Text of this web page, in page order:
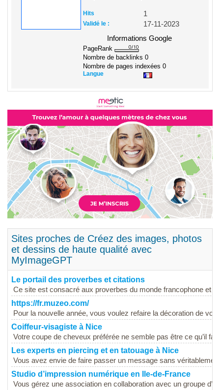
Hits 1
Validé le :
17-11-2023
Informations Google
PageRank
Nombre de backlinks 0
Nombre de pages indexées 0
Langue
Sites proches de Créez des images, photos
et dessins de haute qualité avec
MyImageGPT
Le portail des proverbes et citations
Ce site est consacré aux proverbes du monde francophone et
https://fr.muzeo.com/
Pour la nouvelle année, vous voulez refaire la décoration de
Coiffeur-visagiste à Nice
Votre coupe de cheveux préférée ne semble pas être ce qu’il
Les experts en piercing et en tatouage à Nice
Vous avez envie de faire passer un message sans
Studio d’impression numérique en Ile-de-France
Vous gérez une association en collaboration avec un groupe